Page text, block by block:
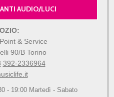
AUDIO/LUCI
& Service
90/B Torino
392-2336964
- 19:00 Martedì - Sabato